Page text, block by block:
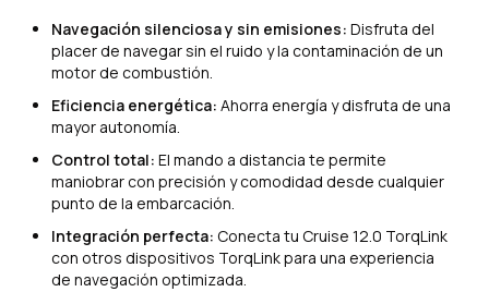
Navegación silenciosa y sin emisiones: Disfruta del
placer de navegar sin el ruido y la contaminación de un
motor de combustión.
Eficiencia energética: Ahorra energía y disfruta de una
mayor autonomía.
Control total: El mando a distancia te permite
maniobrar con precisión y comodidad desde cualquier
punto de la embarcación.
Integración perfecta: Conecta tu Cruise 12.0 TorqLink
con otros dispositivos TorqLink para una experiencia
de navegación optimizada.